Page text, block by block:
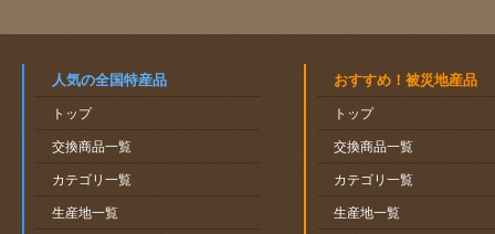
人気の全国特産品
トップ
交換商品一覧
カテゴリ一覧
生産地一覧
おすすめ！被災地産品
トップ
交換商品一覧
カテゴリ一覧
生産地一覧